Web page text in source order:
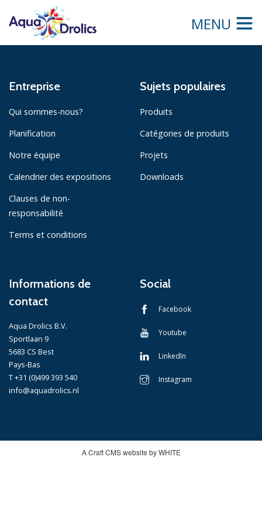
MENU
Entreprise
Qui sommes-nous?
Planification
Notre équipe
Calendrier des expositions
Clauses de non-
responsabilité
Terms et conditions
Sujets populaires
Produits
Catégories de produits
Projets
Downloads
Informations de
contact
Aqua Drolics B.V.
Sportlaan 9
5683 CS Best
Pays-Bas
T +31 (0)499 393 540
info@aquadrolics.nl
Social
Facebook
Youtube
LinkedIn
Instagram
A Craft CMS website by WHITE